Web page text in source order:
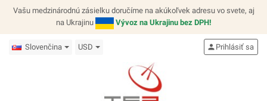
Vašu medzinárodnú zásielku doručíme na akúkoľvek adresu vo svete, aj
na Ukrajinu
Vývoz na Ukrajinu bez DPH!
Slovenčina USD person Prihlásiť sa